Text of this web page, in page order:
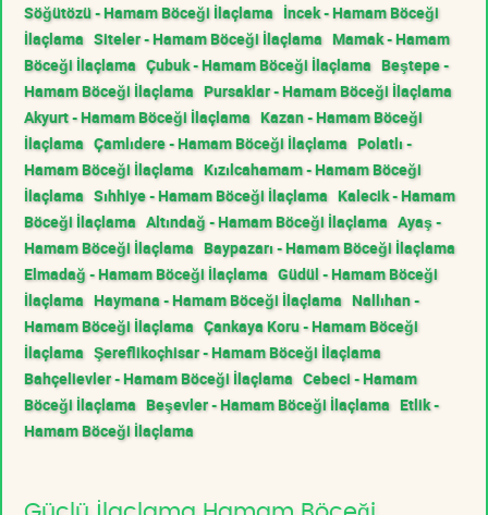
Söğütözü - Hamam Böceği İlaçlama İncek - Hamam Böceği
İlaçlama Siteler - Hamam Böceği İlaçlama Mamak - Hamam
Böceği İlaçlama Çubuk - Hamam Böceği İlaçlama Beştepe -
Hamam Böceği İlaçlama Pursaklar - Hamam Böceği İlaçlama
Akyurt - Hamam Böceği İlaçlama Kazan - Hamam Böceği
İlaçlama Çamlıdere - Hamam Böceği İlaçlama Polatlı -
Hamam Böceği İlaçlama Kızılcahamam - Hamam Böceği
İlaçlama Sıhhiye - Hamam Böceği İlaçlama Kalecik - Hamam
Böceği İlaçlama Altındağ - Hamam Böceği İlaçlama Ayaş -
Hamam Böceği İlaçlama Baypazarı - Hamam Böceği İlaçlama
Elmadağ - Hamam Böceği İlaçlama Güdül - Hamam Böceği
İlaçlama Haymana - Hamam Böceği İlaçlama Nallıhan -
Hamam Böceği İlaçlama Çankaya Koru - Hamam Böceği
İlaçlama Şereflikoçhisar - Hamam Böceği İlaçlama
Bahçelievler - Hamam Böceği İlaçlama Cebeci - Hamam
Böceği İlaçlama Beşevler - Hamam Böceği İlaçlama Etlik -
Hamam Böceği İlaçlama